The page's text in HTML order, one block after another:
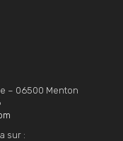
– 06500 Menton
sur :